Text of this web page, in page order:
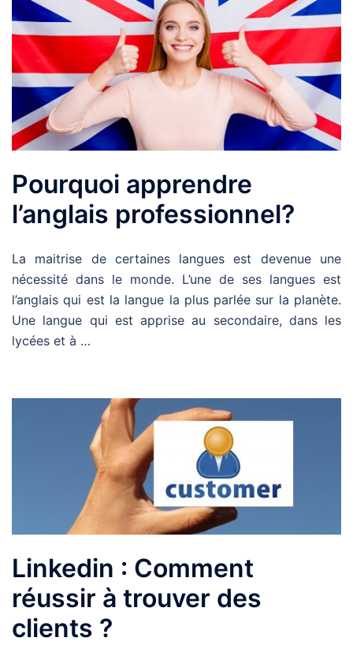
Pourquoi apprendre
l’anglais professionnel?
La maitrise de certaines langues est devenue une
nécessité dans le monde. L’une de ses langues est
l’anglais qui est la langue la plus parlée sur la planète.
Une langue qui est apprise au secondaire, dans les
lycées et à …
Linkedin : Comment
réussir à trouver des
clients ?